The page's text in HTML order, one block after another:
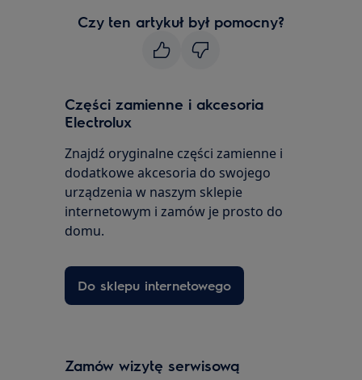
Czy ten artykuł był pomocny?
Części zamienne i akcesoria
Electrolux
Znajdź oryginalne części zamienne i
dodatkowe akcesoria do swojego
urządzenia w naszym sklepie
internetowym i zamów je prosto do
domu.
Do sklepu internetowego
Zamów wizytę serwisową